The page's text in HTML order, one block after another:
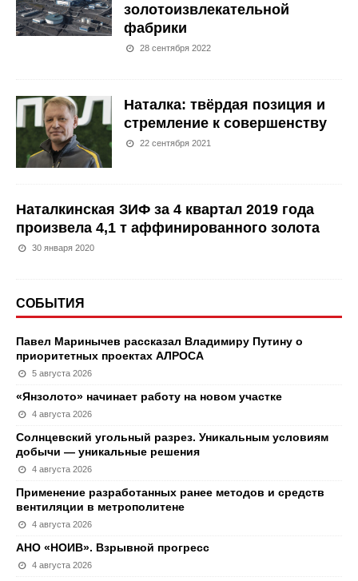
золотоизвлекательной
фабрики
28 сентября 2022
Наталка: твёрдая позиция и
стремление к совершенству
22 сентября 2021
Наталкинская ЗИФ за 4 квартал 2019 года
произвела 4,1 т аффинированного золота
30 января 2020
СОБЫТИЯ
Павел Маринычев рассказал Владимиру Путину о
приоритетных проектах АЛРОСА
5 августа 2026
«Янзолото» начинает работу на новом участке
4 августа 2026
Солнцевский угольный разрез. Уникальным условиям
добычи — уникальные решения
4 августа 2026
Применение разработанных ранее методов и средств
вентиляции в метрополитене
4 августа 2026
АНО «НОИВ». Взрывной прогресс
4 августа 2026